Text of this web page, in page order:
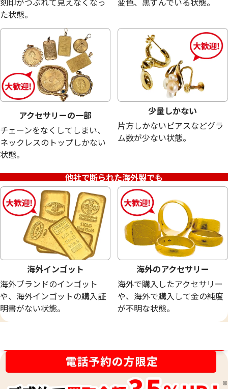
26,000円 19,000円
シルバー1000 (Sv1000) ぐい吞み
19.6g
参考買取価格
12,100円
シルバー925
18g
参考買取価格
10,300円
た状態。
アクセサリーの一部
チェーンをなくしてしまい、
ネックレスのトップしかない
状態。
少量しかない
片方しかないピアスなどグラ
ム数が少ない状態。
他社で断られた海外製でも
海外インゴット
海外ブランドのインゴット
や、海外インゴットの購入証
明書がない状態。
海外のアクセサリー
海外で購入したアクセサリー
や、海外で購入して金の純度
が不明な状態。